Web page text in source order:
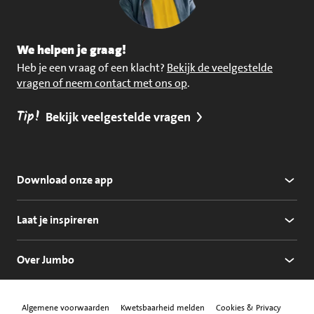
We helpen je graag!
Heb je een vraag of een klacht? Bekijk de veelgestelde
vragen of neem contact met ons op.
Tip! Bekijk veelgestelde vragen
Download onze app
Laat je inspireren
Over Jumbo
Algemene voorwaarden Kwetsbaarheid melden
Cookies & Privacy